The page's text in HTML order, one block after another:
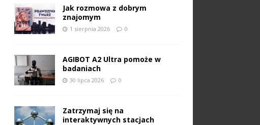
Jak rozmowa z dobrym
znajomym
1 sierpnia 2026 0
AGIBOT A2 Ultra pomoże w
badaniach
30 lipca 2026 0
Zatrzymaj się na
interaktywnych stacjach